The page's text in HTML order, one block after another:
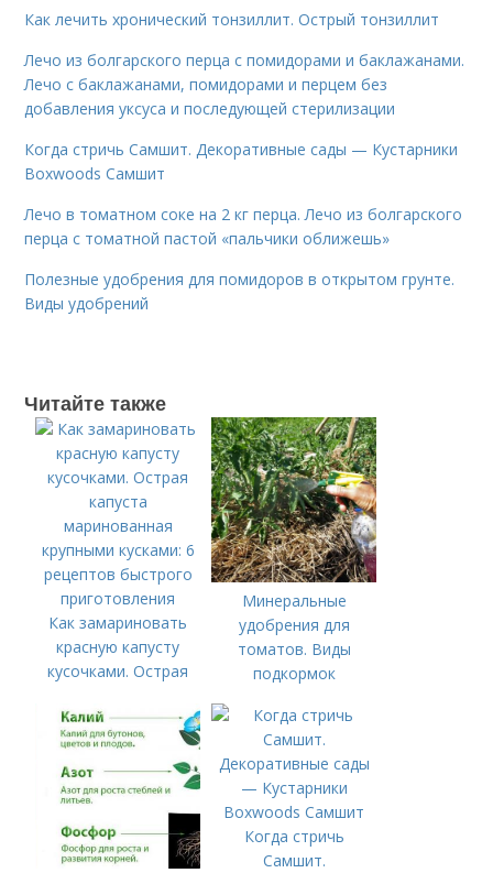
Как лечить хронический тонзиллит. Острый тонзиллит
Лечо из болгарского перца с помидорами и баклажанами.
Лечо с баклажанами, помидорами и перцем без
добавления уксуса и последующей стерилизации
Когда стричь Самшит. Декоративные сады — Кустарники
Boxwoods Самшит
Лечо в томатном соке на 2 кг перца. Лечо из болгарского
перца с томатной пастой «пальчики оближешь»
Полезные удобрения для помидоров в открытом грунте.
Виды удобрений
Читайте также
Как замариновать
красную капусту
кусочками. Острая
маринованная
крупными кусками: 6
рецептов быстрого
приготовления
Минеральные
удобрения для
томатов. Виды
подкормок
Когда стричь
Самшит.